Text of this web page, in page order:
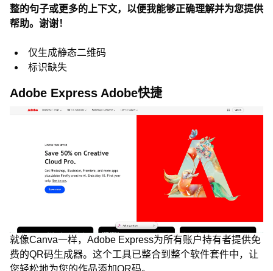
整的句子或更多的上下文，以便我能够正确理解并为您提供
帮助。谢谢！
仅生成静态二维码
标识缺失
Adobe Express Adobe快捷
就像Canva一样，Adobe Express为所有账户持有者提供免
费的QR码生成器。这个工具已整合到整个软件套件中，让
您轻松地为您的作品添加QR码。